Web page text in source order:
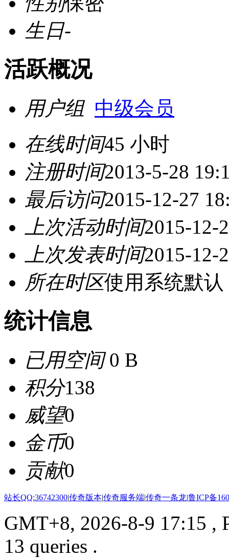
生日-
活跃概况
用户组 中级会员
在线时间45 小时
注册时间2013-5-28
最后访问2015-12-27
上次活动时间2015-12-
上次发表时间2015-12-
所在时区使用系统默认
统计信息
已用空间0 B
积分138
威望0
金币0
贡献0
站长QQ:36742300|传奇版本|传奇服务端|传奇一条龙|鲁ICP备
GMT+8, 2026-8-9 17:15 ,
13 queries .